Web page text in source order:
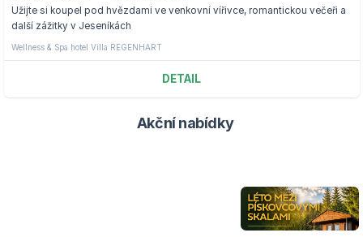
Užijte si koupel pod hvězdami ve venkovní vířivce, romantickou večeři a
další zážitky v Jeseníkách
Wellness & Spa hotel Villa REGENHART
DETAIL
Akční nabídky